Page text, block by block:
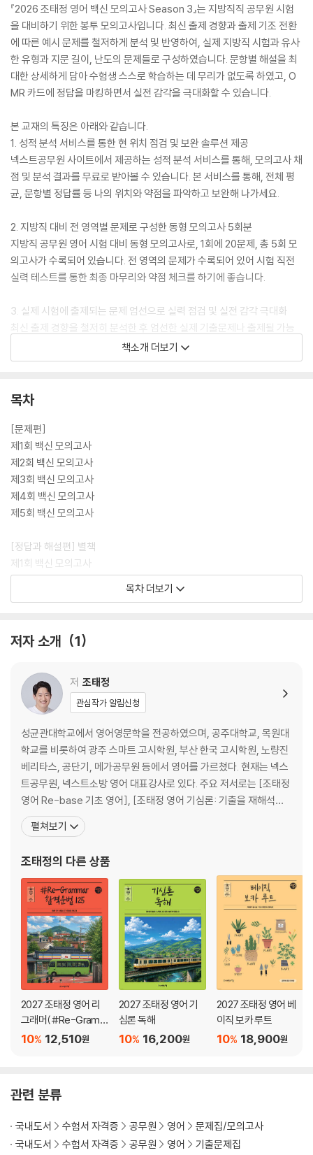
『2026 조태정 영어 백신 모의고사 Season 3』는 지방직직 공무원 시험
을 대비하기 위한 봉투 모의고사입니다. 최신 출제 경향과 출제 기조 전환
에 따른 예시 문제를 철저하게 분석 및 반영하여, 실제 지방직 시험과 유사
한 유형과 지문 길이, 난도의 문제들로 구성하였습니다. 문항별 해설을 최
대한 상세하게 담아 수험생 스스로 학습하는 데 무리가 없도록 하였고, O
MR 카드에 정답을 마킹하면서 실전 감각을 극대화할 수 있습니다.
본 교재의 특징은 아래와 같습니다.
1. 성적 분석 서비스를 통한 현 위치 점검 및 보완 솔루션 제공
넥스트공무원 사이트에서 제공하는 성적 분석 서비스를 통해, 모의고사 채
점 및 분석 결과를 무료로 받아볼 수 있습니다. 본 서비스를 통해, 전체 평
균, 문항별 정답률 등 나의 위치와 약점을 파악하고 보완해 나가세요.
2. 지방직 대비 전 영역별 문제로 구성한 동형 모의고사 5회분
지방직 공무원 영어 시험 대비 동형 모의고사로, 1회에 20문제, 총 5회 모
의고사가 수록되어 있습니다. 전 영역의 문제가 수록되어 있어 시험 직전
실력 테스트를 통한 최종 마무리와 약점 체크를 하기에 좋습니다.
3. 실제 시험에 출제되는 문제 엄선으로 실력 점검 및 실전 감각 극대화
최신 출제 경향을 철저히 분석한 후 엄선한 실제 기출문제나 출제될 가능
성이 높은 예상 문제들을 다양한 유형 및 난도의 문제들로 변형하여 수록
하였습니다. 수험생들은 전반적인 출제 경향을 파악할 수 있는 것은 물론,
입니다.
4. 친절한 정답 풀이와 상세한 오답 해설 & OMR 카드 수록
혼자서도 학습이 가능하도록 친절하고 상세한 해설을 실어 정답인 이유는
물론 정답이 아닌 이유까지 알 수 있도록 하였습니다. 각 지문 및 선택지별
분석 및 해설, 해석, 어휘 등을 상세하게 수록하였습니다. 또한 시간 배분이
중요한 실제 시험에 대비하여 마킹 연습을 할 수 있도록 OMR 카드를 수록
하였습니다.
책소개 더보기
목차
[문제편]
제1회 백신 모의고사
제2회 백신 모의고사
제3회 백신 모의고사
제4회 백신 모의고사
제5회 백신 모의고사
[정답과 해설편] 별책
제1회 백신 모의고사
제2회 백신 모의고사
목차 더보기
저자 소개 1
저 조태정
관심작가 알림신청
성균관대학교에서 영어영문학을 전공하였으며, 공주대학교, 목원대
학교를 비롯하여 광주 스마트 고시학원, 부산 한국 고시학원, 노량진
베리타스, 공단기, 메가공무원 등에서 영어를 가르쳤다. 현재는 넥스
트공무원, 넥스트소방 영어 대표강사로 있다. 주요 저서로는 [조태정
영어 Re-base 기초 영어], [조태정 영어 기심론: 기출을 재해석한
기본 심화 이론 문법/구문/독해], [조태정 영어 #Re-grammar 합
격문법 125], [조태정 영어 실전 문법 525], [조태정 영어 매일독해
모의고사], [조태정
펼쳐보기
조태정의 다른 상품
2027 조태정 영어 리
그래머(#Re-Gram
mar) 합격문법 125
12,510원
10%
2027 조태정 영어 기
심론 독해
16,200원
10%
2027 조태정 영어 베
이직 보카 루트
18,900원
10%
관련 분류
국내도서 수험서 자격증 공무원 영어
문제집/모의고사
국내도서
수험서 자격증 공무원 영어
기출문제집